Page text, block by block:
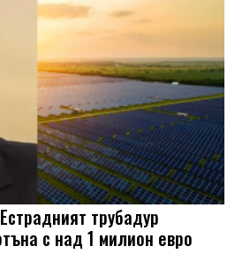
трубадур
с над 1 милион евро